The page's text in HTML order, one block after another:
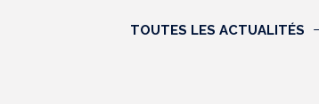
TOUTES LES ACTUALITÉS